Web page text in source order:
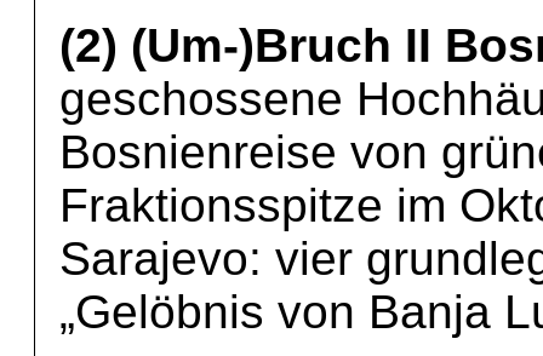
(2) (Um-)Bruch II
geschossene
Bosnienreise von
Fraktionsspitze im
Sarajevo: vier
„Gelöbnis von Banja